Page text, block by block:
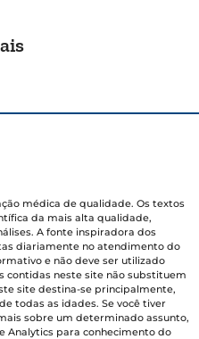
médica de qualidade. Os textos
da mais alta qualidade,
A fonte inspiradora dos
diariamente no atendimento do
e não deve ser utilizado
contidas neste site não substituem
site destina-se principalmente,
todas as idades. Se você tiver
sobre um determinado assunto,
Analytics para conhecimento do